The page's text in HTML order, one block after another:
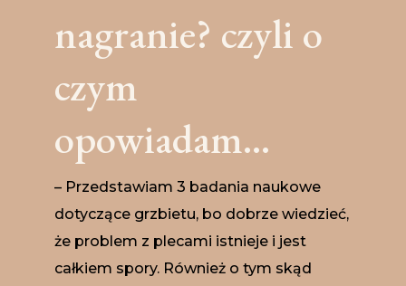
nagranie? czyli o
czym
opowiadam...
– Przedstawiam 3 badania naukowe
dotyczące grzbietu, bo dobrze wiedzieć,
że problem z plecami istnieje i jest
całkiem spory. Również o tym skąd